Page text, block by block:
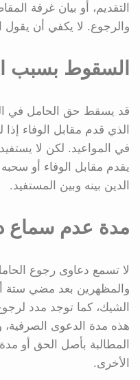
التقديم، أو بيان غرفة
والرجوع. لا يكفي أن
السقوط بسبب
قد يسقط حق الحامل في
الذي قدم مقابل الوفاء
في المواعيد. لكن لا
يقدم مقابل الوفاء أو
الدين بينه وبين المستفيد.
مدة عدم سماع
لا تسمع دعاوى رجوع
والمظهرين بعد مضي ستة
الشيك، كما توجد مدد
هذه مدة الدعوى
المطالبة بأصل الحق أو
الأخرى.